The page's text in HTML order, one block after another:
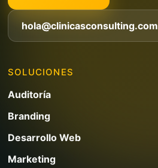
hola@clinicasconsulting.com
SOLUCIONES
Auditoría
Branding
Desarrollo Web
Marketing